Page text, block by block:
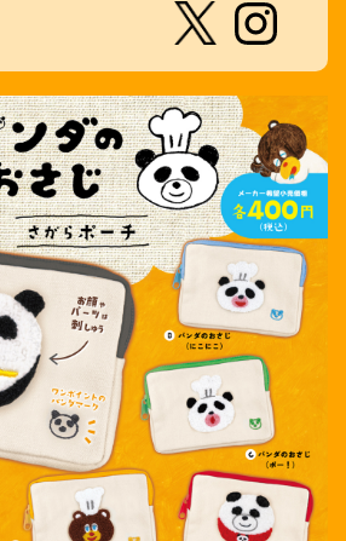
ーナッ
ツクラ
ブのカ
プセル
トイの
Xはこ
ちら
ナッ
ツ・ク
ラブ
カプセ
ルトイ
メーカ
ーの人
（公
式）のI
nstag
こちら